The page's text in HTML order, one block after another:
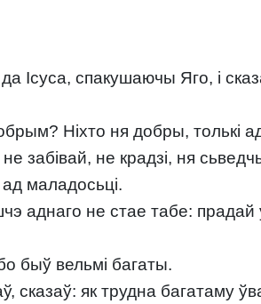
да Ісуса, спакушаючы Яго, і
Ніхто ня добры, толькі
забівай, не крадзі, ня
маладосьці.
аднаго не стае табе:
быў вельмі багаты.
сказаў: як трудна багатаму